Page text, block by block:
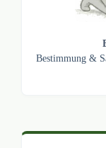
Bestimmung &